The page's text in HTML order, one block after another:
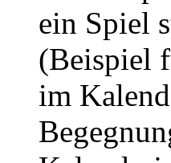
ein Spiel
(Beispiel
im